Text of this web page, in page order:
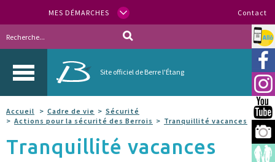
MES DÉMARCHES Contact
Site officiel de Berre l'Étang
Allo
Accueil Cadre de vie
Sécurité
Actions pour la sécurité des Berrois
Tranquillité vacances
Tranquillité vacances